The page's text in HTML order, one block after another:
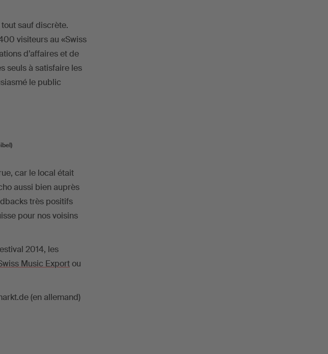
sauf discrète.
visiteurs au «Swiss
d’affaires et de
seuls à satisfaire les
le public
car le local était
aussi bien auprès
très positifs
pour nos voisins
2014, les
Music Exportou
(en allemand)